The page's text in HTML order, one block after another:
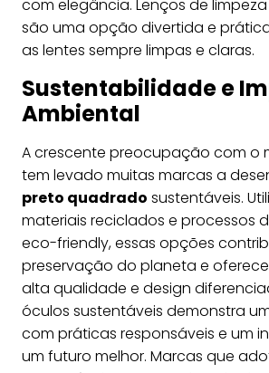
com elegância. Lenços de
são uma opção divertida e
as lentes sempre limpas e claras.
Sustentabilidade e
Ambiental
A crescente preocupação com o
tem levado muitas marcas a
preto quadrado sustentáveis.
materiais reciclados e processos
eco-friendly, essas opções
preservação do planeta e
alta qualidade e design
óculos sustentáveis demonstra
com práticas responsáveis e um
um futuro melhor. Marcas que